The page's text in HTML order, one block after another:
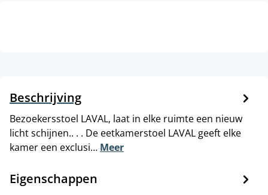
Beschrijving
Bezoekersstoel LAVAL, laat in elke ruimte een nieuw
licht schijnen.. . . De eetkamerstoel LAVAL geeft elke
kamer een exclusi… Meer
Eigenschappen